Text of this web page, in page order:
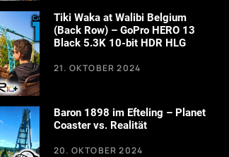
Tiki Waka at Walibi Belgium
(Back Row) – GoPro HERO 13
Black 5.3K 10-bit HDR HLG
21. OKTOBER 2024
Baron 1898 im Efteling – Planet
Coaster vs. Realität
20. OKTOBER 2024